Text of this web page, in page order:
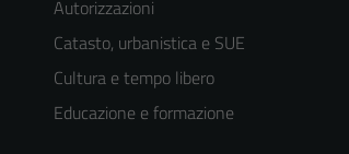
Autorizzazioni
Catasto, urbanistica e SUE
Cultura e tempo libero
Educazione e formazione